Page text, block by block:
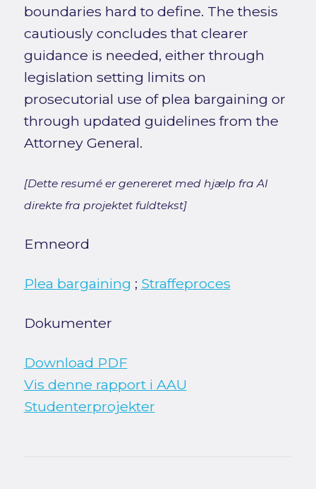
boundaries hard to define. The thesis
cautiously concludes that clearer
guidance is needed, either through
legislation setting limits on
prosecutorial use of plea bargaining or
through updated guidelines from the
Attorney General.
[Dette resumé er genereret med hjælp fra AI
direkte fra projektet fuldtekst]
Emneord
Plea bargaining ; Straffeproces
Dokumenter
Download PDF
Vis denne rapport i AAU
Studenterprojekter